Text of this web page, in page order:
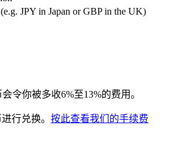
JPY in Japan or GBP in the UK)
令你被多收6%至13%的费用。
行兑换。 按此查看我们的手续费